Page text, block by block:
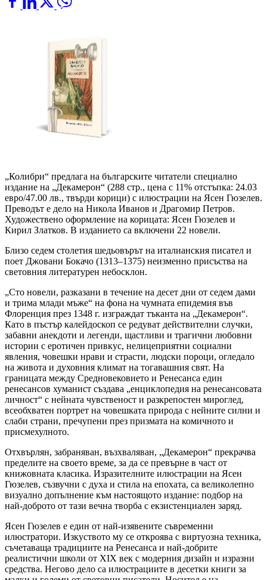
„Колибри“ предлага на българските читатели специално
издание на „Декамерон“ (288 стр., цена с 11% отстъпка: 24.03
евро/47.00 лв., твърди корици) с илюстрации на Ясен Гюзелев.
Преводът е дело на Никола Иванов и Драгомир Петров.
Художествено оформление на корицата: Ясен Гюзелев и
Кирил Златков. В изданието са включени 22 новели.
Близо седем столетия шедьовърът на италианския писател и
поет Джовани Бокачо (1313–1375) неизменно присъства на
световния литературен небосклон.
„Сто новели, разказани в течение на десет дни от седем дами
и трима млади мъже“ на фона на чумната епидемия във
Флоренция през 1348 г. изграждат тъканта на „Декамерон“.
Като в пъстър калейдоскоп се редуват действителни случки,
забавни анекдоти и легенди, щастливи и трагични любовни
истории с еротичен привкус, нелицеприятни социални
явления, човешки нрави и страсти, людски пороци, огледало
на живота и духовния климат на тогавашния свят. На
границата между Средновековието и Ренесанса един
ренесансов хуманист създава „енциклопедия на ренесансовата
личност“ с нейната чувственост и разкрепостен мироглед,
всеобхватен портрет на човешката природа с нейните силни и
слаби страни, пречупени през призмата на комичното и
присмехулното.
Отхвърлян, забраняван, възхваляван, „Декамерон“ прекрачва
пределите на своето време, за да се превърне в част от
книжовната класика. Изразителните илюстрации на Ясен
Гюзелев, съзвучни с духа и стила на епохата, са великолепно
визуално допълнение към настоящото издание: подбор на
най-доброто от тази вечна творба с екзистенциален заряд.
Ясен Гюзелев е един от най-изявените съвременни
илюстратори. Изкуството му се откроява с виртуозна техника,
съчетаваща традициите на Ренесанса и най-добрите
реалистични школи от XIX век с модерния дизайн и изразни
средства. Негово дело са илюстрациите в десетки книги за